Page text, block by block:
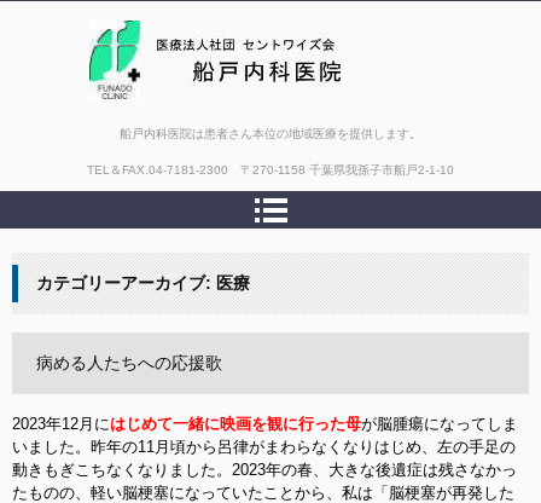
船戸内科医院は患者さん本位の地域医療を提供します。
TEL＆FAX. 04-7181-2300 〒270-1158 千葉県我孫子市船戸2-1-10
カテゴリーアーカイブ: 医療
病める人たちへの応援歌
2023年12月にはじめて一緒に映画を観に行った母が脳腫瘍になってしま
いました。昨年の11月頃から呂律がまわらなくなりはじめ、左の手足の
動きもぎこちなくなりました。2023年の春、大きな後遺症は残さなかっ
たものの、軽い脳梗塞になっていたことから、私は「脳梗塞が再発した